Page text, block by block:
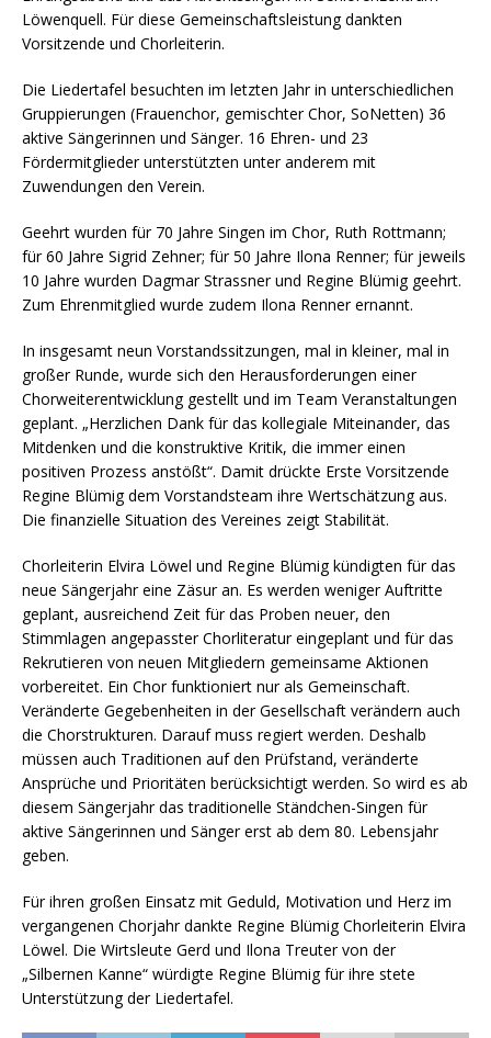
Löwenquell. Für diese Gemeinschaftsleistung dankten
Vorsitzende und Chorleiterin.
Die Liedertafel besuchten im letzten Jahr in unterschiedlichen
Gruppierungen (Frauenchor, gemischter Chor, SoNetten) 36
aktive Sängerinnen und Sänger. 16 Ehren- und 23
Fördermitglieder unterstützten unter anderem mit
Zuwendungen den Verein.
Geehrt wurden für 70 Jahre Singen im Chor, Ruth Rottmann;
für 60 Jahre Sigrid Zehner; für 50 Jahre Ilona Renner; für jeweils
10 Jahre wurden Dagmar Strassner und Regine Blümig geehrt.
Zum Ehrenmitglied wurde zudem Ilona Renner ernannt.
In insgesamt neun Vorstandssitzungen, mal in kleiner, mal in
großer Runde, wurde sich den Herausforderungen einer
Chorweiterentwicklung gestellt und im Team Veranstaltungen
geplant. „Herzlichen Dank für das kollegiale Miteinander, das
Mitdenken und die konstruktive Kritik, die immer einen
positiven Prozess anstößt“. Damit drückte Erste Vorsitzende
Regine Blümig dem Vorstandsteam ihre Wertschätzung aus.
Die finanzielle Situation des Vereines zeigt Stabilität.
Chorleiterin Elvira Löwel und Regine Blümig kündigten für das
neue Sängerjahr eine Zäsur an. Es werden weniger Auftritte
geplant, ausreichend Zeit für das Proben neuer, den
Stimmlagen angepasster Chorliteratur eingeplant und für das
Rekrutieren von neuen Mitgliedern gemeinsame Aktionen
vorbereitet. Ein Chor funktioniert nur als Gemeinschaft.
Veränderte Gegebenheiten in der Gesellschaft verändern auch
die Chorstrukturen. Darauf muss regiert werden. Deshalb
müssen auch Traditionen auf den Prüfstand, veränderte
Ansprüche und Prioritäten berücksichtigt werden. So wird es ab
diesem Sängerjahr das traditionelle Ständchen-Singen für
aktive Sängerinnen und Sänger erst ab dem 80. Lebensjahr
geben.
Für ihren großen Einsatz mit Geduld, Motivation und Herz im
vergangenen Chorjahr dankte Regine Blümig Chorleiterin Elvira
Löwel. Die Wirtsleute Gerd und Ilona Treuter von der
„Silbernen Kanne“ würdigte Regine Blümig für ihre stete
Unterstützung der Liedertafel.